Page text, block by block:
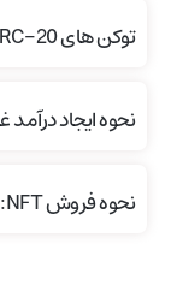
توکن های ERC-20 چیست؟
نحوه ایجاد درآمد
نحوه فروش NFT: راهنمای جامع